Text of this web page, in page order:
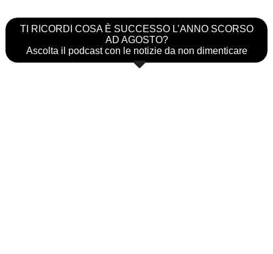
TI RICORDI COSA È SUCCESSO L’ANNO SCORSO
AD AGOSTO?
Ascolta il podcast con le notizie da non dimenticare